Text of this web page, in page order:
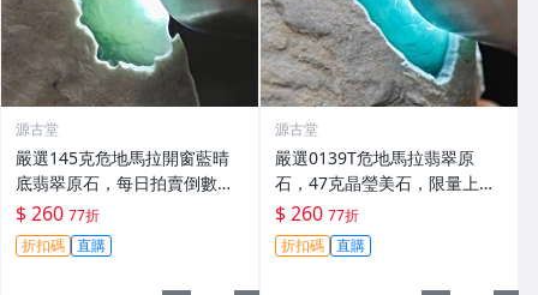
源古堂
嚴選145克危地馬拉開窗藍晴
底翡翠原石，每日拍賣倒數計
時，即刻競拍。危地馬拉翡翠
擬價 藍色翡翠 晶塊 夜拍截標
十一點
$ 260 77折
折扣碼 直購
源古堂
嚴選0139T危地馬拉翡翠原
石，47克晶瑩美石，限量上
拍，今夜11點截標！真實成交
等你來。危地馬拉 翡翠原石 拍
賣
$ 260 77折
折扣碼 直購